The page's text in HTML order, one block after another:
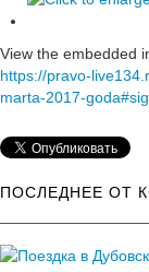
View the embedded
https://pravo-
marta-2017-
ПОСЛЕДНЕЕ ОТ